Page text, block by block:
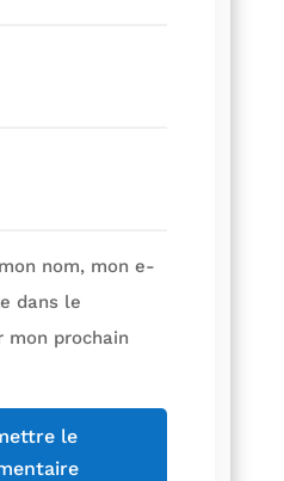
nom, mon e-
dans le
mon prochain
le